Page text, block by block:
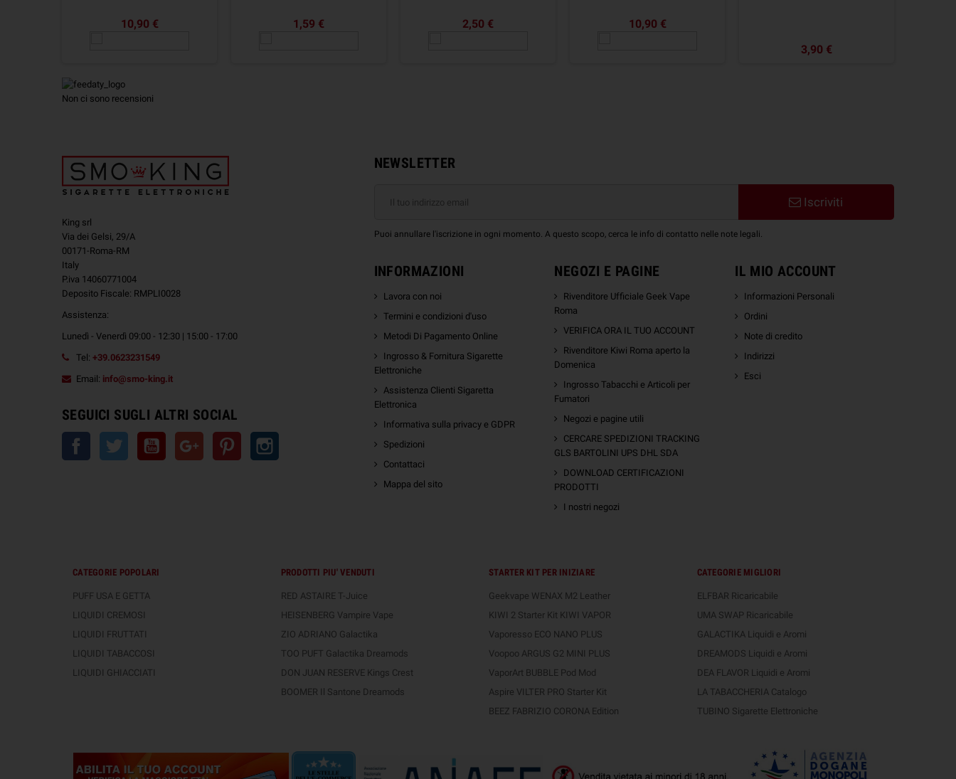
10,90 € 1,59 € 2,50 € 10,90 €
3,90 €
Non ci sono recensioni
King srl
Via dei Gelsi, 29/A
00171-Roma-RM
Italy
P.iva 14060771004
Deposito Fiscale: RMPLI0028
Assistenza:
Lunedì - Venerdì 09:00 - 12:30 | 15:00 - 17:00
Tel: +39.0623231549
Email: info@smo-king.it
SEGUICI SUGLI ALTRI SOCIAL
Facebook Twitter YouTube Google+ Pinterest
NEWSLETTER
Iscriviti
Puoi annullare l'iscrizione in ogni momento. A questo scopo, cerca le info di contatto nelle note legali.
INFORMAZIONI
Lavora con noi
Termini e condizioni d'uso
Metodi Di Pagamento Online
Ingrosso & Fornitura Sigarette
Elettroniche
Assistenza Clienti Sigaretta
Elettronica
Informativa sulla privacy e GDPR
Spedizioni
Contattaci
Mappa del sito
NEGOZI E PAGINE
Rivenditore Ufficiale Geek Vape
Roma
VERIFICA ORA IL TUO ACCOUNT
Rivenditore Kiwi Roma aperto la
Domenica
Ingrosso Tabacchi e Articoli per
Fumatori
Negozi e pagine utili
CERCARE SPEDIZIONI TRACKING
GLS BARTOLINI UPS DHL SDA
DOWNLOAD CERTIFICAZIONI
PRODOTTI
I nostri negozi
IL MIO ACCOUNT
Informazioni Personali
Ordini
Note di credito
Indirizzi
Esci
CATEGORIE POPOLARI
PUFF USA E GETTA
LIQUIDI CREMOSI
LIQUIDI FRUTTATI
LIQUIDI TABACCOSI
LIQUIDI GHIACCIATI
PRODOTTI PIU' VENDUTI
RED ASTAIRE T-Juice
HEISENBERG Vampire Vape
ZIO ADRIANO Galactika
TOO PUFT Galactika Dreamods
DON JUAN RESERVE Kings Crest
BOOMER Il Santone Dreamods
STARTER KIT PER INIZIARE
Geekvape WENAX M2 Leather
KIWI 2 Starter Kit KIWI VAPOR
Vaporesso ECO NANO PLUS
Voopoo ARGUS G2 MINI PLUS
VaporArt BUBBLE Pod Mod
Aspire VILTER PRO Starter Kit
BEEZ FABRIZIO CORONA Edition
CATEGORIE MIGLIORI
ELFBAR Ricaricabile
UMA SWAP Ricaricabile
GALACTIKA Liquidi e Aromi
DREAMODS Liquidi e Aromi
DEA FLAVOR Liquidi e Aromi
LA TABACCHERIA Catalogo
TUBINO Sigarette Elettroniche